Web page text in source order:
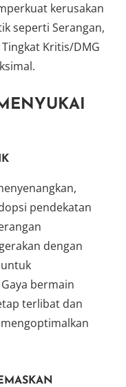
kerusakan
seperti Serangan,
Kritis/DMG
pendekatan
dengan
bermain
terlibat dan